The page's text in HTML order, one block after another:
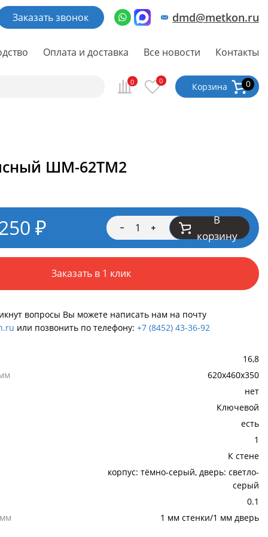
Заказать звонок dmd@metkon.ru
Оплата и доставка Все новости Контакты
0 0 Корзина 0
ШМ-62ТМ2
₽
В
корзину
Заказать в 1 клик
вопросы Вы можете написать нам на почту
или позвонить по телефону: +7 (8452) 43-36-92
16,8
620x460x350
нет
Ключевой
есть
1
К стене
корпус: тёмно-серый, дверь: светло-
серый
0.1
1 мм стенки/1 мм дверь